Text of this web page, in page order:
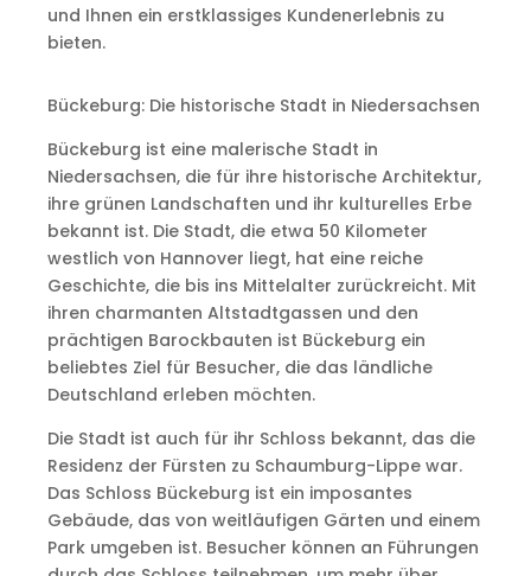
und Ihnen ein erstklassiges Kundenerlebnis zu
bieten.
Bückeburg: Die historische Stadt in Niedersachsen
Bückeburg ist eine malerische Stadt in
Niedersachsen, die für ihre historische Architektur,
ihre grünen Landschaften und ihr kulturelles Erbe
bekannt ist. Die Stadt, die etwa 50 Kilometer
westlich von Hannover liegt, hat eine reiche
Geschichte, die bis ins Mittelalter zurückreicht. Mit
ihren charmanten Altstadtgassen und den
prächtigen Barockbauten ist Bückeburg ein
beliebtes Ziel für Besucher, die das ländliche
Deutschland erleben möchten.
Die Stadt ist auch für ihr Schloss bekannt, das die
Residenz der Fürsten zu Schaumburg-Lippe war.
Das Schloss Bückeburg ist ein imposantes
Gebäude, das von weitläufigen Gärten und einem
Park umgeben ist. Besucher können an Führungen